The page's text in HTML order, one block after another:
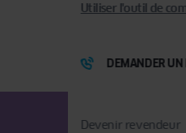
Utiliser l'outil de
DEMANDER UN
Devenir revendeur